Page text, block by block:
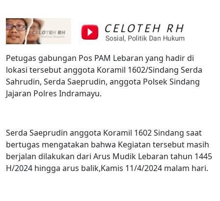
Petugas gabungan Pos PAM Lebaran yang hadir di
lokasi tersebut anggota Koramil 1602/Sindang Serda
Sahrudin, Serda Saeprudin, anggota Polsek Sindang
Jajaran Polres Indramayu.
Serda Saeprudin anggota Koramil 1602 Sindang saat
bertugas mengatakan bahwa Kegiatan tersebut masih
berjalan dilakukan dari Arus Mudik Lebaran tahun 1445
H/2024 hingga arus balik,Kamis 11/4/2024 malam hari.